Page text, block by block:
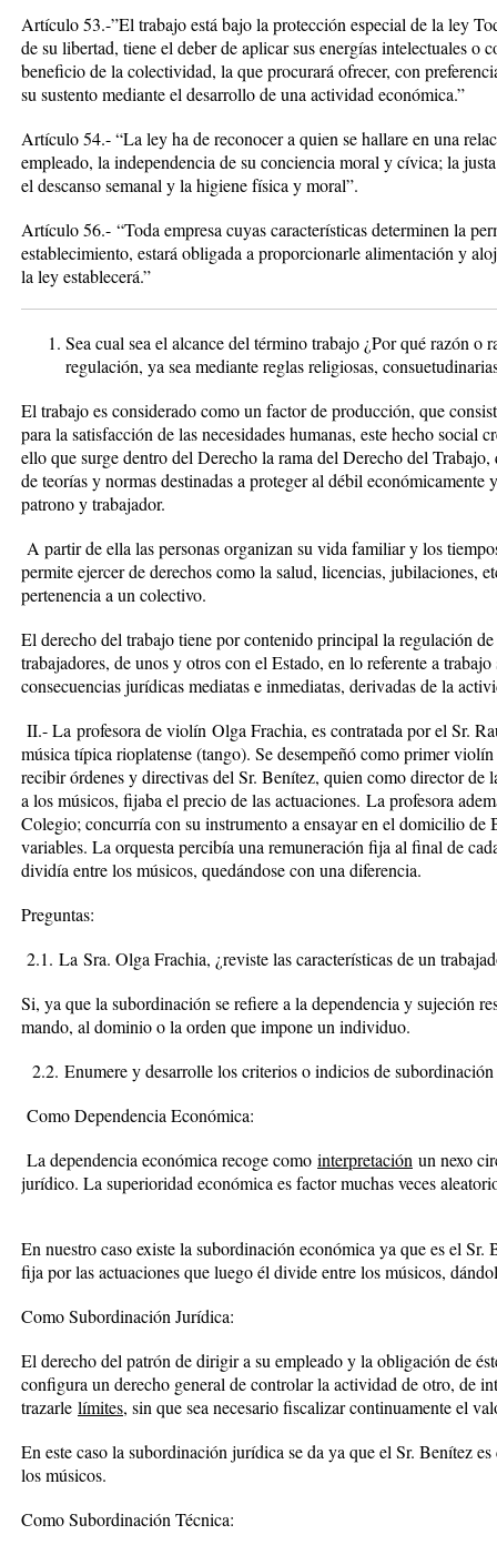
Artículo 53.-”El trabajo está bajo la protección especial de la ley
de su libertad, tiene el deber de aplicar sus energías intelectuales o
beneficio de la colectividad, la que procurará ofrecer, con
su sustento mediante el desarrollo de una actividad económica.”
Artículo 54.- “La ley ha de reconocer a quien se hallare en una
empleado, la independencia de su conciencia moral y cívica; la
el descanso semanal y la higiene física y moral”.
Artículo 56.- “Toda empresa cuyas características determinen la
establecimiento, estará obligada a proporcionarle alimentación y
la ley establecerá.”
Sea cual sea el alcance del término trabajo ¿Por qué razón o
regulación, ya sea mediante reglas religiosas,
El trabajo es considerado como un factor de producción, que
para la satisfacción de las necesidades humanas, este hecho social
ello que surge dentro del Derecho la rama del Derecho del
de teorías y normas destinadas a proteger al débil económicamente
patrono y trabajador.
A partir de ella las personas organizan su vida familiar y los
permite ejercer de derechos como la salud, licencias, jubilaciones,
pertenencia a un colectivo.
El derecho del trabajo tiene por contenido principal la regulación
trabajadores, de unos y otros con el Estado, en lo referente a
consecuencias jurídicas mediatas e inmediatas, derivadas de la
II.- La profesora de violín Olga Frachia, es contratada por el Sr.
música típica rioplatense (tango). Se desempeñó como primer
recibir órdenes y directivas del Sr. Benítez, quien como director de
a los músicos, fijaba el precio de las actuaciones. La profesora
Colegio; concurría con su instrumento a ensayar en el domicilio de
variables. La orquesta percibía una remuneración fija al final de
dividía entre los músicos, quedándose con una diferencia.
Preguntas:
2.1. La Sra. Olga Frachia, ¿reviste las características de un
Si, ya que la subordinación se refiere a la dependencia y sujeción
mando, al dominio o la orden que impone un individuo.
2.2. Enumere y desarrolle los criterios o indicios de
Como Dependencia Económica:
La dependencia económica recoge como interpretación un nexo
jurídico. La superioridad económica es factor muchas veces
En nuestro caso existe la subordinación económica ya que es el
fija por las actuaciones que luego él divide entre los músicos,
Como Subordinación Jurídica:
El derecho del patrón de dirigir a su empleado y la obligación de
configura un derecho general de controlar la actividad de otro, de
trazarle límites, sin que sea necesario fiscalizar continuamente el
En este caso la subordinación jurídica se da ya que el Sr. Benítez
los músicos.
Como Subordinación Técnica: